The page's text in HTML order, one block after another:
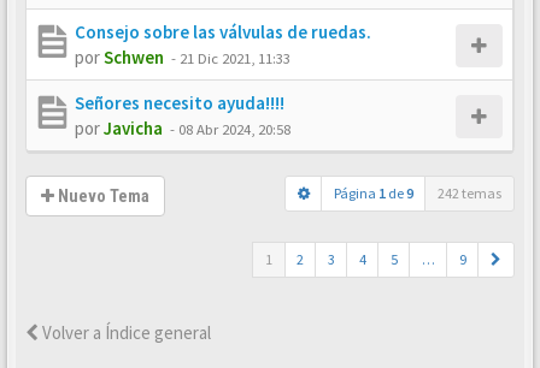
Consejo sobre las válvulas de ruedas.
porSchwen - 21 Dic 2021, 11:33
Señores necesito ayuda!!!!
porJavicha - 08 Abr 2024, 20:58
Nuevo Tema Página 1 de9 242 temas
1 2 3 4 5 … 9
Volver a Índice general